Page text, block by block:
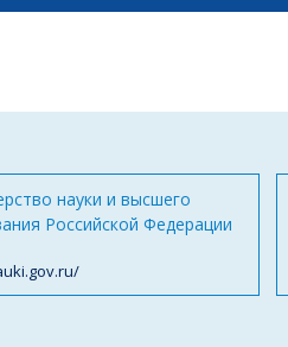
науки и высшего
Российской Федерации